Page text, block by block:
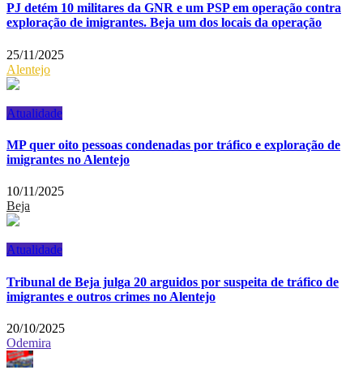
PJ detém 10 militares da GNR e um PSP em operação contra
exploração de imigrantes. Beja um dos locais da operação
25/11/2025
Alentejo
Atualidade
MP quer oito pessoas condenadas por tráfico e exploração de
imigrantes no Alentejo
10/11/2025
Beja
Atualidade
Tribunal de Beja julga 20 arguidos por suspeita de tráfico de
imigrantes e outros crimes no Alentejo
20/10/2025
Odemira